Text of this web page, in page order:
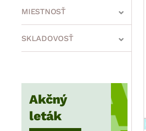
min. cm
min. cm max. cm
min. cm
MIESTNOSŤ
SKLADOVOSŤ
Akčný
leták